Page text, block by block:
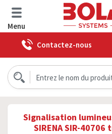
Menu
Contactez-nous
Signalisation
SIRENA SIR-